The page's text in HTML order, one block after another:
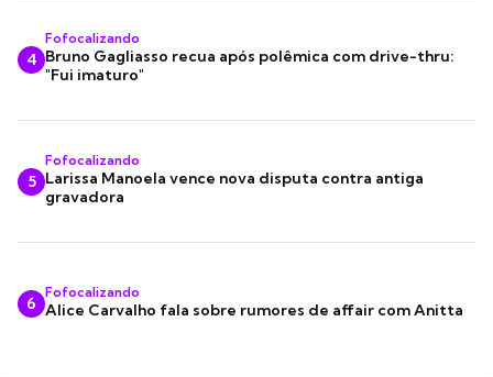
4
Fofocalizando
Bruno Gagliasso recua após polêmica com drive-thru:
"Fui imaturo"
5
Fofocalizando
Larissa Manoela vence nova disputa contra antiga
gravadora
6
Fofocalizando
Alice Carvalho fala sobre rumores de affair com Anitta